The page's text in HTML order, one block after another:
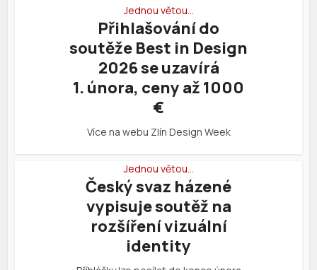
Jednou větou…
Přihlašování do
soutěže Best in Design
2026 se uzavírá
1. února, ceny až 1000
€
Více na webu Zlín Design Week
Jednou větou…
Český svaz házené
vypisuje soutěž na
rozšíření vizuální
identity